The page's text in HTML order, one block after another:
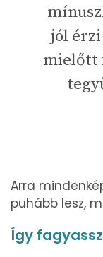
jól érzi
mielőtt
Arra
puhább lesz,
Így